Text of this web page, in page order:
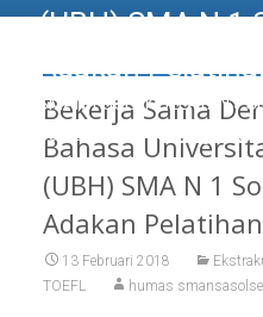
(UBH) SMA N 1
Adakan
SMAN 1 SOLOK SELATAN>
Sama Dengan Lembaga
(UBH) SMA N 1 Solok
Bekerja Sama
Bahasa
(UBH) SMA N 1
Adakan Pelatihan
13 Februari 2018
TOEFL
humas smansasolsel